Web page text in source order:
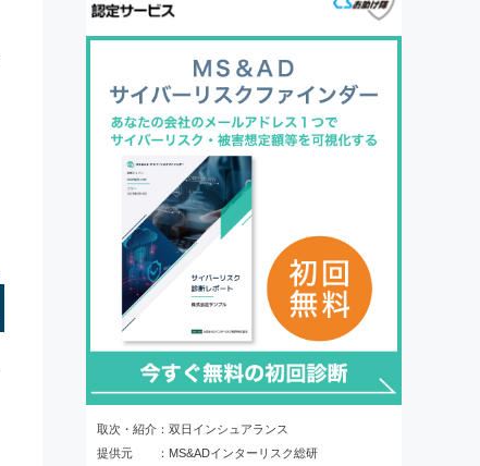
取次・紹介：双日インシュアランス
提供元 ：MS&ADインターリスク総研